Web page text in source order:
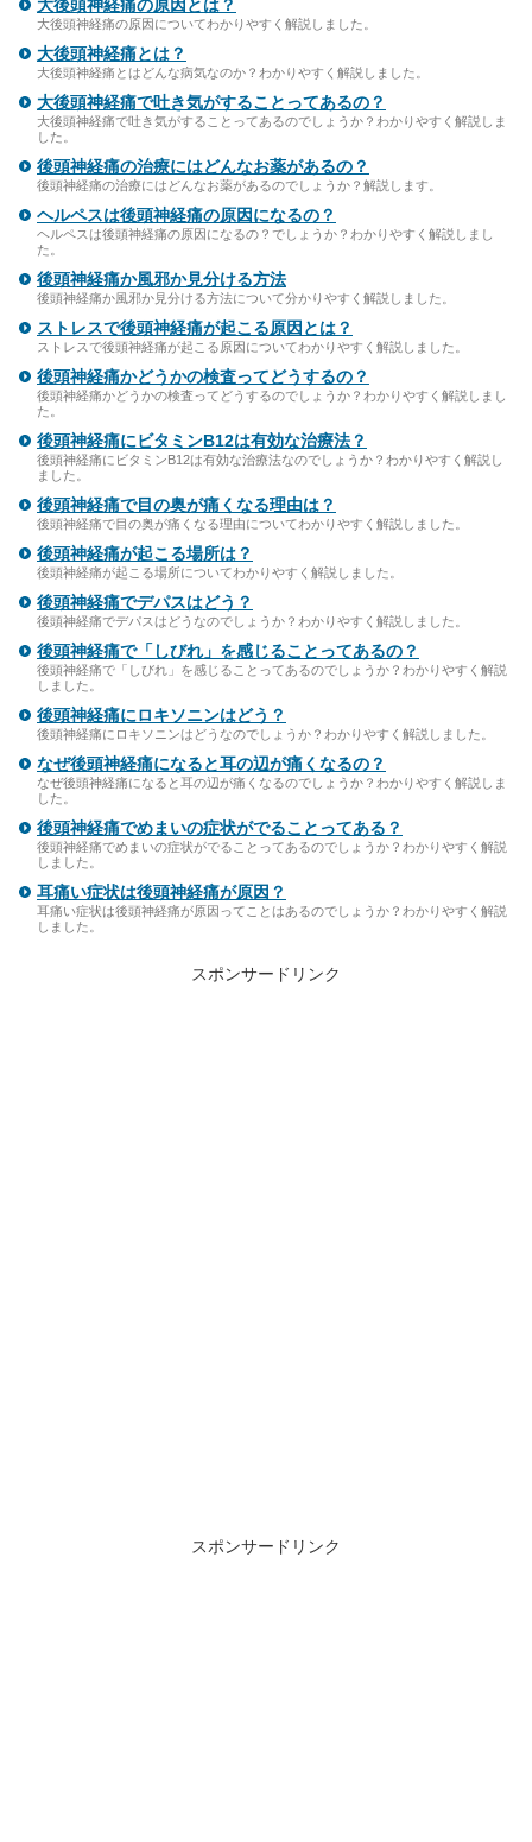
大後頭神経痛の原因とは？
大後頭神経痛の原因についてわかりやすく解説しました。
大後頭神経痛とは？
大後頭神経痛とはどんな病気なのか？わかりやすく解説しました。
大後頭神経痛で吐き気がすることってあるの？
大後頭神経痛で吐き気がすることってあるのでしょうか？わかりやすく解説しま
した。
後頭神経痛の治療にはどんなお薬があるの？
後頭神経痛の治療にはどんなお薬があるのでしょうか？解説します。
ヘルペスは後頭神経痛の原因になるの？
ヘルペスは後頭神経痛の原因になるの？でしょうか？わかりやすく解説しまし
た。
後頭神経痛か風邪か見分ける方法
後頭神経痛か風邪か見分ける方法について分かりやすく解説しました。
ストレスで後頭神経痛が起こる原因とは？
ストレスで後頭神経痛が起こる原因についてわかりやすく解説しました。
後頭神経痛かどうかの検査ってどうするの？
後頭神経痛かどうかの検査ってどうするのでしょうか？わかりやすく解説しまし
た。
後頭神経痛にビタミンB12は有効な治療法？
後頭神経痛にビタミンB12は有効な治療法なのでしょうか？わかりやすく解説し
ました。
後頭神経痛で目の奥が痛くなる理由は？
後頭神経痛で目の奥が痛くなる理由についてわかりやすく解説しました。
後頭神経痛が起こる場所は？
後頭神経痛が起こる場所についてわかりやすく解説しました。
後頭神経痛でデパスはどう？
後頭神経痛でデパスはどうなのでしょうか？わかりやすく解説しました。
後頭神経痛で「しびれ」を感じることってあるの？
後頭神経痛で「しびれ」を感じることってあるのでしょうか？わかりやすく解説
しました。
後頭神経痛にロキソニンはどう？
後頭神経痛にロキソニンはどうなのでしょうか？わかりやすく解説しました。
なぜ後頭神経痛になると耳の辺が痛くなるの？
なぜ後頭神経痛になると耳の辺が痛くなるのでしょうか？わかりやすく解説しま
した。
後頭神経痛でめまいの症状がでることってある？
後頭神経痛でめまいの症状がでることってあるのでしょうか？わかりやすく解説
しました。
耳痛い症状は後頭神経痛が原因？
耳痛い症状は後頭神経痛が原因ってことはあるのでしょうか？わかりやすく解説
しました。
スポンサードリンク
スポンサードリンク